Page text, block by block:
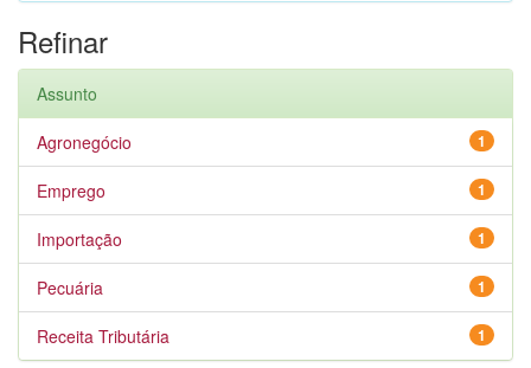
Refinar
Assunto
1
Agronegócio
1
Emprego
1
Importação
1
Pecuária
1
Receita Tributária